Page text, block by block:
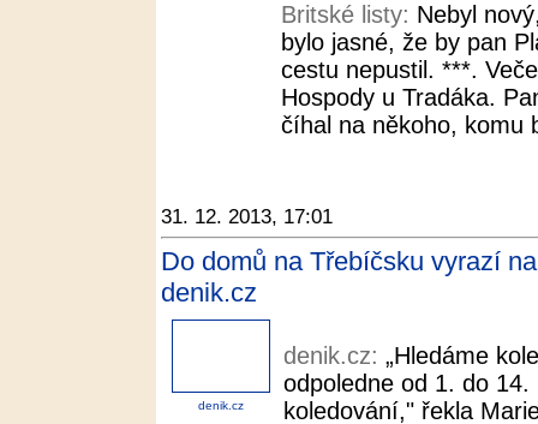
Britské listy: Nebyl
bylo jasné, že by pan
cestu nepustil. ***.
Hospody u Tradáka.
číhal na někoho, komu
31. 12. 2013, 17:01
Do domů na Třebíčsku vyrazí
denik.cz
denik.cz
denik.cz: „Hledáme
odpoledne od 1. do
koledování," řekla